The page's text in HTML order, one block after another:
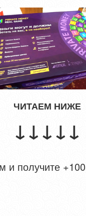
ЧИТАЕМ НИЖЕ
↓↓↓↓↓
и получите